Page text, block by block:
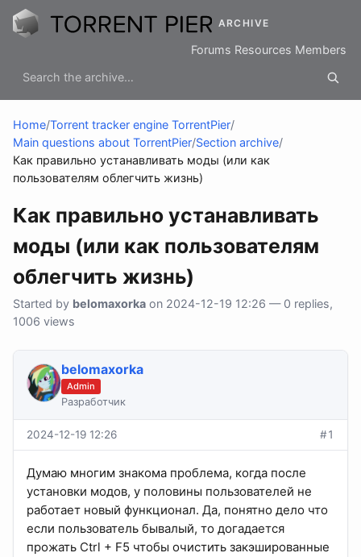
ARCHIVE
Forums Resources Members
Home/Torrent tracker engine TorrentPier/
Main questions about TorrentPier/Section archive/
Как правильно устанавливать моды (или как
пользователям облегчить жизнь)
Как правильно устанавливать
моды (или как пользователям
облегчить жизнь)
Started by belomaxorka on 2024-12-19 12:26 — 0 replies,
1006 views
belomaxorka
Admin
Разработчик
2024-12-19 12:26 #1
Думаю многим знакома проблема, когда после
установки модов, у половины пользователей не
работает новый функционал. Да, понятно дело что
если пользователь бывалый, то догадается
прожать Ctrl + F5 чтобы очистить закэшированные